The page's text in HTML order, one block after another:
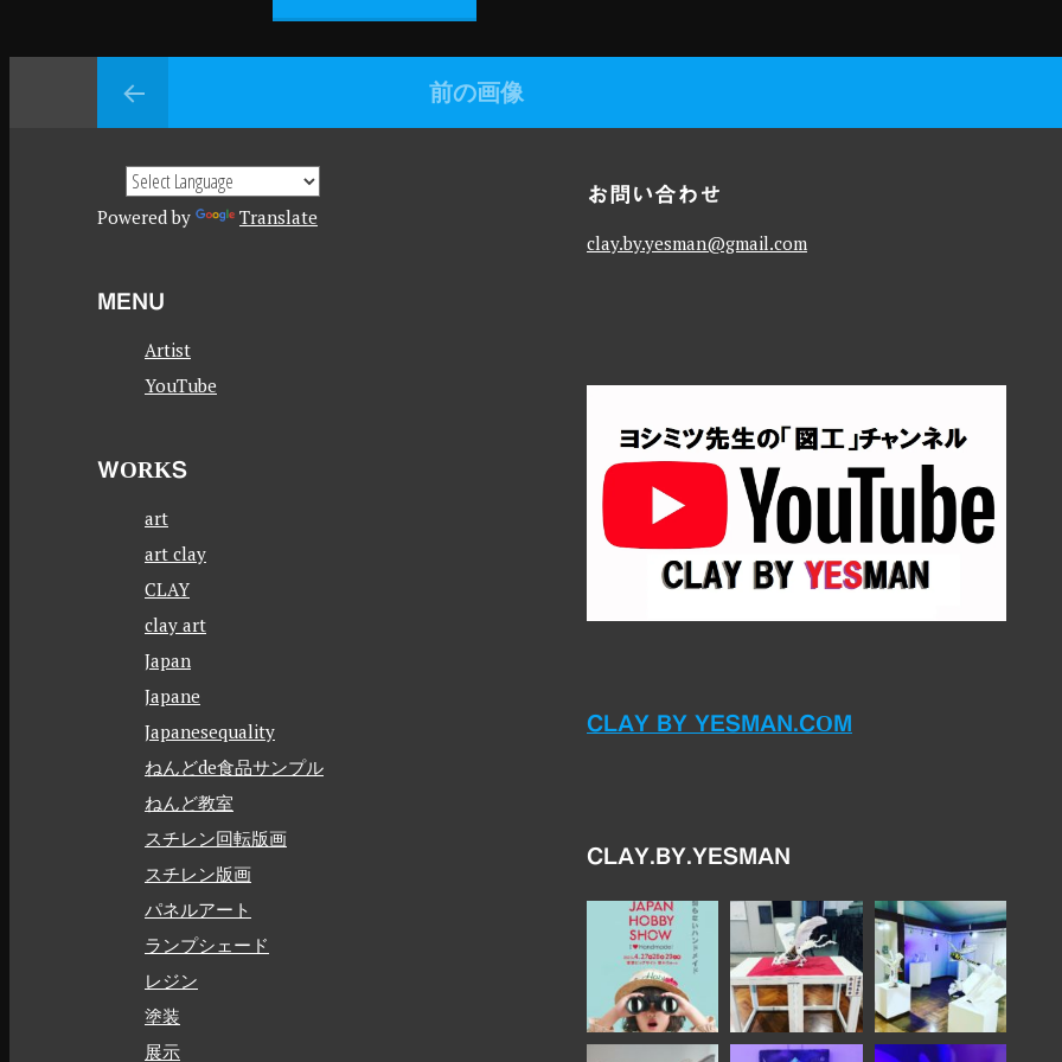
前の画像
Powered by Translate
MENU
Artist
YouTube
WORKS
art
art clay
CLAY
clay art
Japan
Japane
Japanesequality
ねんどde食品サンプル
ねんど教室
スチレン回転版画
スチレン版画
パネルアート
ランプシェード
レジン
塗装
展示
お問い合わせ
clay.by.yesman@gmail.com
CLAY BY YESMAN.COM
CLAY.BY.YESMAN